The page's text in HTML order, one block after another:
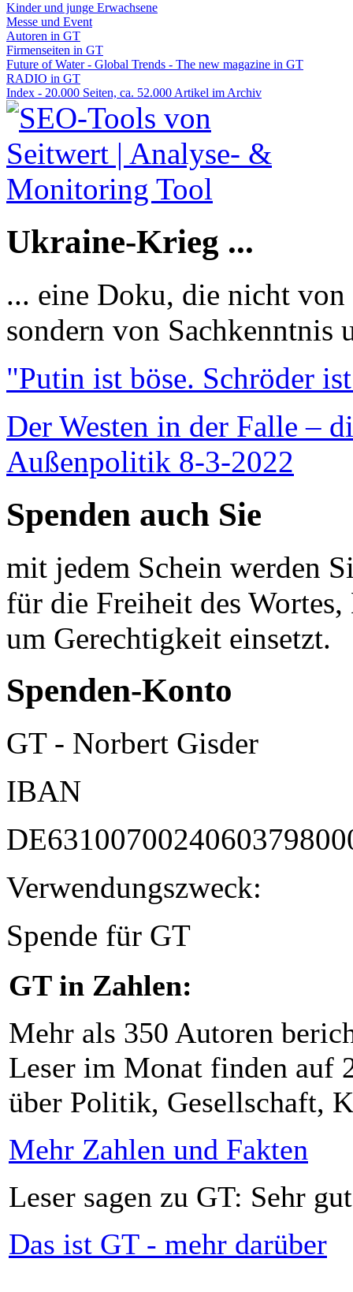
Kinder und junge Erwachsene
Messe und Event
Autoren in GT
Firmenseiten in GT
Future of Water - Global Trends - The new magazine in GT
RADIO in GT
Index - 20.000 Seiten, ca. 52.000 Artikel im Archiv
Ukraine-Krieg ...
... eine Doku, die nicht
sondern von Sachkenntnis
"Putin ist böse. Schröder
Der Westen in der Falle –
Außenpolitik 8-3-2022
Spenden auch Sie
mit jedem Schein werden
für die Freiheit des
um Gerechtigkeit einsetzt.
Spenden-Konto
GT - Norbert Gisder
IBAN
Verwendungszweck:
Spende für GT
GT in Zahlen:
Mehr als 350 Autoren
Leser im Monat finden auf
über Politik, Gesellschaft,
Mehr Zahlen und Fakten
Leser sagen zu GT: Sehr
Das ist GT - mehr darüber